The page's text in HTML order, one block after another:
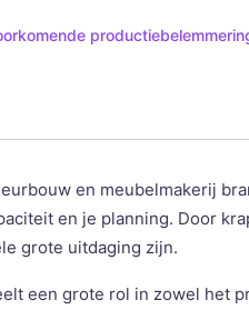
en meubelmakerij
en je planning. Door
grote uitdaging zijn.
een grote rol in zowel het